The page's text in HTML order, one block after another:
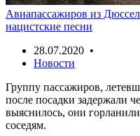
Авиапассажиров из
нацистские песни
28.07.2020 •
Новости
Группу пассажиров,
после посадки задержали
выяснилось, они
соседям.